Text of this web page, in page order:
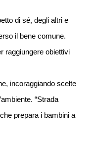
di sé, degli altri e
il bene comune.
raggiungere obiettivi
incoraggiando scelte
“Strada
prepara i bambini a